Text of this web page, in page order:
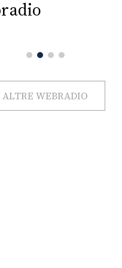
ALTRE WEBRADIO